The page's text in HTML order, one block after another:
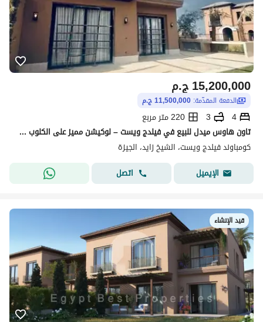
ج.م15,200,000
الدفعة المقدّمة: 11,500,000 ج.م
4
3
220 متر مربع
تاون هاوس ميدل للبيع في فيلدج ويست – لوكيشن مميز على الكلوب هاوس
كومباوند فيلدج ويست، الشيخ زايد، الجيزة
الإيميل
اتصل
قيد الإنشاء